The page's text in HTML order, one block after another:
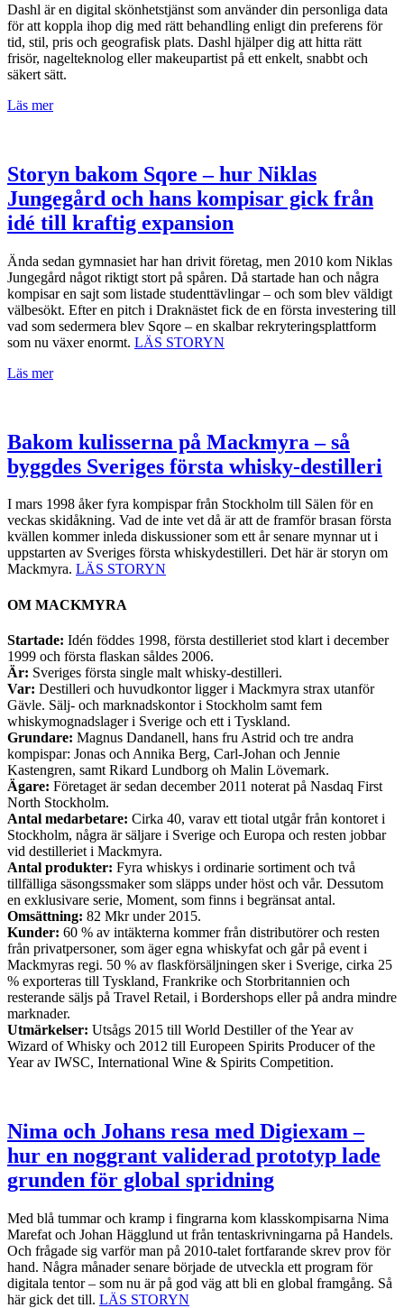
Dashl är en digital skönhetstjänst som använder din personliga data
för att koppla ihop dig med rätt behandling enligt din preferens för
tid, stil, pris och geografisk plats. Dashl hjälper dig att hitta rätt
frisör, nagelteknolog eller makeupartist på ett enkelt, snabbt och
säkert sätt.
Läs mer
Storyn bakom Sqore – hur Niklas
Jungegård och hans kompisar gick från
idé till kraftig expansion
Ända sedan gymnasiet har han drivit företag, men 2010 kom Niklas
Jungegård något riktigt stort på spåren. Då startade han och några
kompisar en sajt som listade studenttävlingar – och som blev väldigt
välbesökt. Efter en pitch i Draknästet fick de en första investering till
vad som sedermera blev Sqore – en skalbar rekryteringsplattform
som nu växer enormt. LÄS STORYN
Läs mer
Bakom kulisserna på Mackmyra – så
byggdes Sveriges första whisky-destilleri
I mars 1998 åker fyra kompispar från Stockholm till Sälen för en
veckas skidåkning. Vad de inte vet då är att de framför brasan första
kvällen kommer inleda diskussioner som ett år senare mynnar ut i
uppstarten av Sveriges första whiskydestilleri. Det här är storyn om
Mackmyra. LÄS STORYN
OM MACKMYRA
Startade: Idén föddes 1998, första destilleriet stod klart i december
1999 och första flaskan såldes 2006.
Är: Sveriges första single malt whisky-destilleri.
Var: Destilleri och huvudkontor ligger i Mackmyra strax utanför
Gävle. Sälj- och marknadskontor i Stockholm samt fem
whiskymognadslager i Sverige och ett i Tyskland.
Grundare: Magnus Dandanell, hans fru Astrid och tre andra
kompispar: Jonas och Annika Berg, Carl-Johan och Jennie
Kastengren, samt Rikard Lundborg oh Malin Lövemark.
Ägare: Företaget är sedan december 2011 noterat på Nasdaq First
North Stockholm.
Antal medarbetare: Cirka 40, varav ett tiotal utgår från kontoret i
Stockholm, några är säljare i Sverige och Europa och resten jobbar
vid destilleriet i Mackmyra.
Antal produkter: Fyra whiskys i ordinarie sortiment och två
tillfälliga säsongssmaker som släpps under höst och vår. Dessutom
en exklusivare serie, Moment, som finns i begränsat antal.
Omsättning: 82 Mkr under 2015.
Kunder: 60 % av intäkterna kommer från distributörer och resten
från privatpersoner, som äger egna whiskyfat och går på event i
Mackmyras regi. 50 % av flaskförsäljningen sker i Sverige, cirka 25
% exporteras till Tyskland, Frankrike och Storbritannien och
resterande säljs på Travel Retail, i Bordershops eller på andra mindre
marknader.
Utmärkelser: Utsågs 2015 till World Destiller of the Year av
Wizard of Whisky och 2012 till Europeen Spirits Producer of the
Year av IWSC, International Wine & Spirits Competition.
Nima och Johans resa med Digiexam –
hur en noggrant validerad prototyp lade
grunden för global spridning
Med blå tummar och kramp i fingrarna kom klasskompisarna Nima
Marefat och Johan Hägglund ut från tentaskrivningarna på Handels.
Och frågade sig varför man på 2010-talet fortfarande skrev prov för
hand. Några månader senare började de utveckla ett program för
digitala tentor – som nu är på god väg att bli en global framgång. Så
här gick det till. LÄS STORYN